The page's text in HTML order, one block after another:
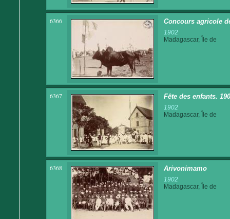
6366 Concours agricole
1902
Madagascar, Île de
6367 Fête des enfants.
1902
Madagascar, Île de
6368 Arivonimamo
1902
Madagascar, Île de